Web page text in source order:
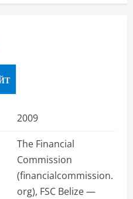
2009
The Financial
Commission
(financialcommission.
org), FSC Belize —